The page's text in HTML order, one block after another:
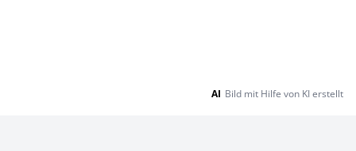
AI Bild mit Hilfe von KI erstellt